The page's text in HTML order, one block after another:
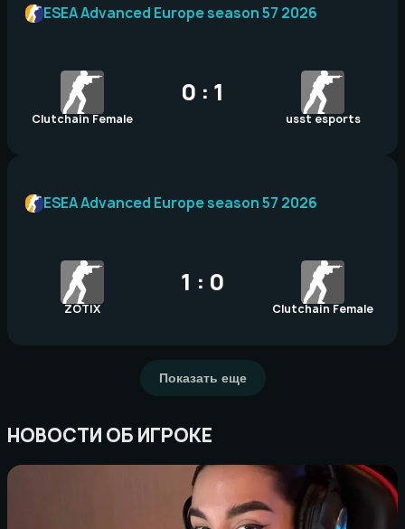
Clutchain Female
0 : 1
usst esports
ESEA Advanced Europe season 57 2026
ZOTIX
1 : 0
Clutchain Female
ESEA Advanced Europe season 57 2026
Показать еще
НОВОСТИ ОБ ИГРОКЕ